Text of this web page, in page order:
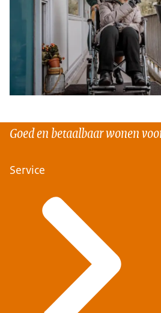
Goed en betaalbaar wonen
Service